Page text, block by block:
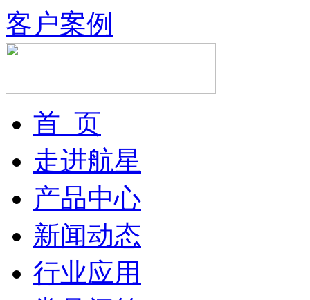
客户案例
首 页
走进航星
产品中心
新闻动态
行业应用